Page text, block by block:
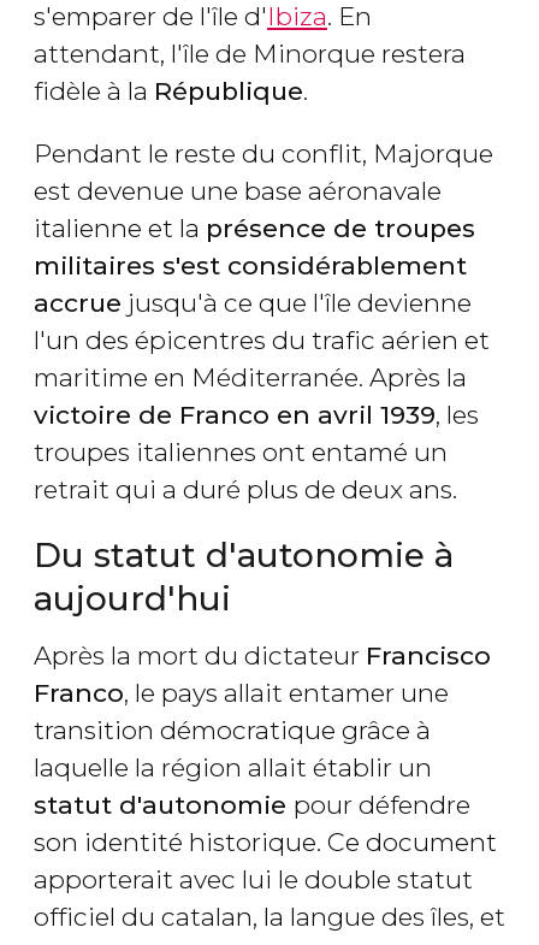
s'emparer de l'île d'Ibiza. En
attendant, l'île de Minorque restera
fidèle à la République.
Pendant le reste du conflit, Majorque
est devenue une base aéronavale
italienne et la présence de troupes
militaires s'est considérablement
accrue jusqu'à ce que l'île devienne
l'un des épicentres du trafic aérien et
maritime en Méditerranée. Après la
victoire de Franco en avril 1939, les
troupes italiennes ont entamé un
retrait qui a duré plus de deux ans.
Du statut d'autonomie à
aujourd'hui
Après la mort du dictateur Francisco
Franco, le pays allait entamer une
transition démocratique grâce à
laquelle la région allait établir un
statut d'autonomie pour défendre
son identité historique. Ce document
apporterait avec lui le double statut
officiel du catalan, la langue des îles, et